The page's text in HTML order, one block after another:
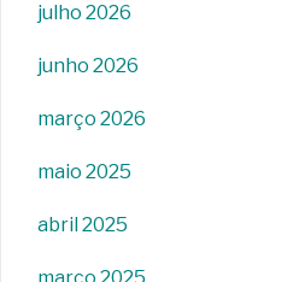
julho 2026
junho 2026
março 2026
maio 2025
abril 2025